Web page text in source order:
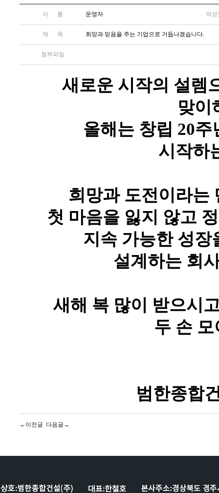
이 름 운영자 작성
제 목 희망과 믿음을 주는 기업으로 거듭나겠습니다.
첨부파일
새로운 시작의 설렘
맞이
올해는 창립 20
시작하
희망과 도전이라는
첫 마음을 잃지 않고
지속 가능한 성장
설계하는 회
새해 복 많이 받으시
두 손
범한종합
←이전글 다음글→